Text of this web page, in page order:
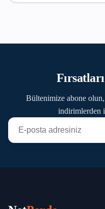
Bültenimize abone
indirimlerden